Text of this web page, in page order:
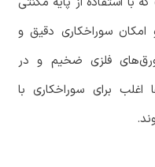
سوراخکاری دقیق و
ورق‌های فلزی ضخیم و در
اغلب برای سوراخکاری با